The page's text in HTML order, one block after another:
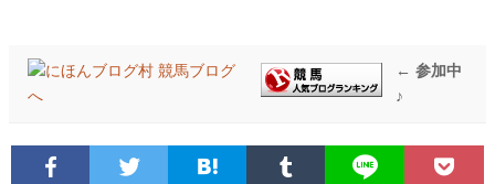
← 参加中
♪